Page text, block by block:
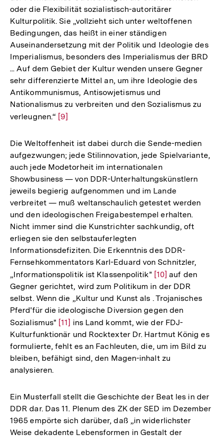
oder die Flexibilität sozialistisch-autoritärer
Kulturpolitik. Sie „vollzieht sich unter weltoffenen
Bedingungen, das heißt in einer ständigen
Auseinandersetzung mit der Politik und Ideologie des
Imperialismus, besonders des Imperialismus der BRD
... Auf dem Gebiet der Kultur wenden unsere Gegner
sehr differenzierte Mittel an, um ihre Ideologie des
Antikommunismus, Antisowjetismus und
Nationalismus zu verbreiten und den Sozialismus zu
verleugnen.“ Zur
der
Fußnote
[9]
Die Weltoffenheit ist dabei durch die Sende-medien
aufgezwungen; jede Stilinnovation, jede Spielvariante,
auch jede Modetorheit im internationalen
Showbusiness — von DDR-Unterhaltungskünstlern
jeweils begierig aufgenommen und im Lande
verbreitet — muß weltanschaulich getestet werden
und den ideologischen Freigabestempel erhalten.
Nicht immer sind die Kunstrichter sachkundig, oft
erliegen sie den selbstauferlegten
Informationsdefiziten. Die Erkenntnis des DDR-
Fernsehkommentators Karl-Eduard von Schnitzler,
„Informationspolitik ist Klassenpolitik" Zur
Auflösung
der
Fußnote
[10] auf den
Gegner gerichtet, wird zum Politikum in der DDR
selbst. Wenn die „Kultur und Kunst als . Trojanisches
Pferd'für die ideologische Diversion gegen den
Sozialismus" Zur
Auflösung
der
Fußnote
[11] ins Land kommt, wie der FDJ-
Kulturfunktionär und Rocktexter Dr. Hartmut König es
formulierte, fehlt es an Fachleuten, die, um im Bild zu
bleiben, befähigt sind, den Magen-inhalt zu
analysieren.
Ein Musterfall stellt die Geschichte der Beat les in der
DDR dar. Das 11. Plenum des ZK der SED im Dezember
1965 empörte sich darüber, daß „in widerlichster
Weise dekadente Lebensformen in Gestalt der